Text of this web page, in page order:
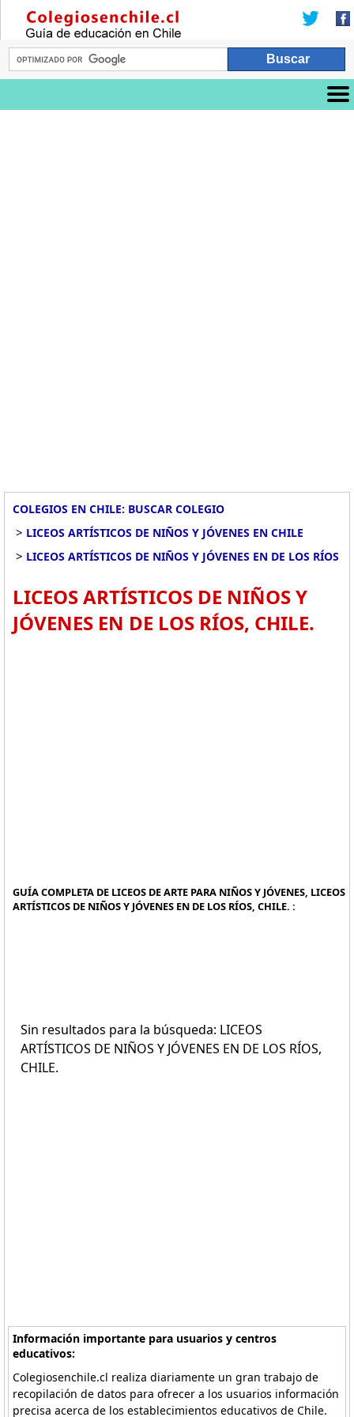
COLEGIOS EN CHILE: BUSCAR COLEGIO
> LICEOS ARTÍSTICOS DE NIÑOS Y JÓVENES EN CHILE
> LICEOS ARTÍSTICOS DE NIÑOS Y JÓVENES EN DE LOS RÍOS
LICEOS ARTÍSTICOS DE NIÑOS Y
JÓVENES EN DE LOS RÍOS, CHILE.
GUÍA COMPLETA DE LICEOS DE ARTE PARA NIÑOS Y JÓVENES, LICEOS
ARTÍSTICOS DE NIÑOS Y JÓVENES EN DE LOS RÍOS, CHILE. :
Sin resultados para la búsqueda: LICEOS
ARTÍSTICOS DE NIÑOS Y JÓVENES EN DE LOS RÍOS,
CHILE.
Información importante para usuarios y centros
educativos:
Colegiosenchile.cl realiza diariamente un gran trabajo de
recopilación de datos para ofrecer a los usuarios información
precisa acerca de los establecimientos educativos de Chile.